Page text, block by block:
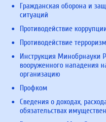
Гражданская оборона и
ситуаций
Противодействие
Противодействие
Инструкция Минобрнауки
вооруженного нападения
организацию
Профком
Сведения о доходах,
обязательствах